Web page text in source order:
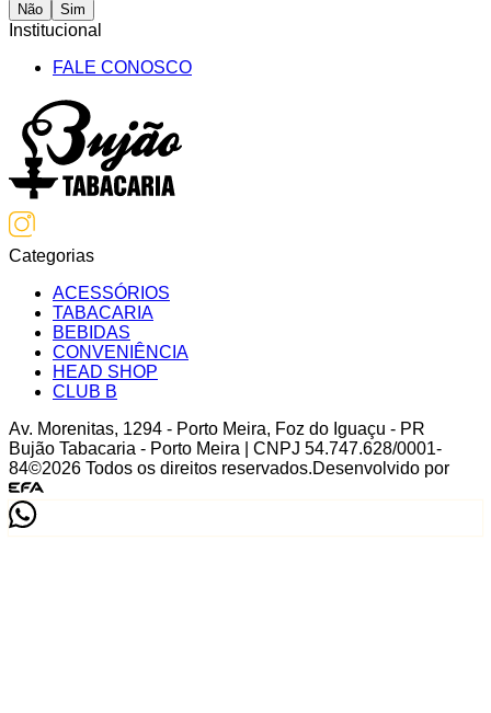
Não Sim
Institucional
FALE CONOSCO
Categorias
ACESSÓRIOS
TABACARIA
BEBIDAS
CONVENIÊNCIA
HEAD SHOP
CLUB B
Av. Morenitas, 1294 - Porto Meira, Foz do Iguaçu - PR
Bujão Tabacaria - Porto Meira | CNPJ 54.747.628/0001-
84©2026 Todos os direitos reservados.Desenvolvido por